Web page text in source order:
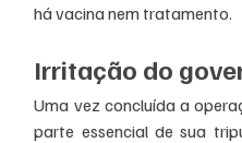
há vacina nem tratamento.
Irritação do
Uma vez concluída a
parte essencial de sua